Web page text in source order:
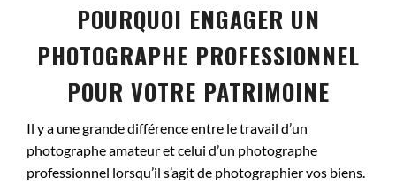
POURQUOI ENGAGER UN
PHOTOGRAPHE PROFESSIONNEL
POUR VOTRE PATRIMOINE
Il y a une grande différence entre le travail d’un
photographe amateur et celui d’un photographe
professionnel lorsqu’il s’agit de photographier vos biens.